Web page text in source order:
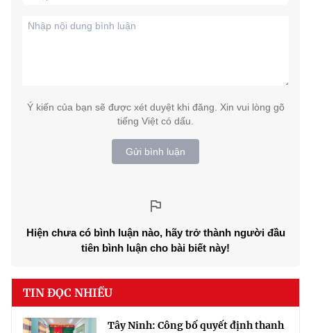
Ý kiến của bạn sẽ được xét duyệt khi đăng. Xin vui lòng gõ
tiếng Việt có dấu.
Gửi bình luận
Hiện chưa có bình luận nào, hãy trở thành người đầu
tiên bình luận cho bài biết này!
TIN ĐỌC NHIỀU
Tây Ninh: Công bố quyết định thanh